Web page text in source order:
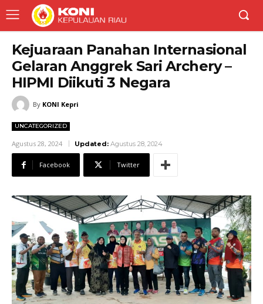
Kejuaraan Panahan Internasional
Gelaran Anggrek Sari Archery –
HIPMI Diikuti 3 Negara
By KONI Kepri
UNCATEGORIZED
Agustus 28, 2024 Updated: Agustus 28, 2024
Facebook Twitter